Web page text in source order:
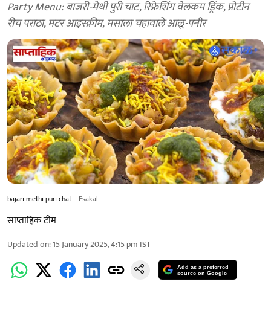
Party Menu: बाजरी-मेथी पुरी चाट, रिफ्रेशिंग वेलकम ड्रिंक, प्रोटीन
रीच पराठा, मटर आइस्क्रीम, मसाला चहावाले आलू-पनीर
bajari methi puri chat Esakal
साप्ताहिक टीम
Updated on:15 January 2025, 4:15 pm IST
Add as a preferred
source on Google